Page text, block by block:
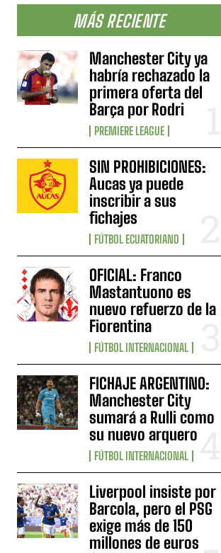
MÁS RECIENTE
Manchester City ya
habría rechazado la
primera oferta del
Barça por Rodri
PREMIERE LEAGUE
SIN PROHIBICIONES:
Aucas ya puede
inscribir a sus
fichajes
FÚTBOL ECUATORIANO
OFICIAL: Franco
Mastantuono es
nuevo refuerzo de la
Fiorentina
FÚTBOL INTERNACIONAL
FICHAJE ARGENTINO:
Manchester City
sumará a Rulli como
su nuevo arquero
FÚTBOL INTERNACIONAL
Liverpool insiste por
Barcola, pero el PSG
exige más de 150
millones de euros